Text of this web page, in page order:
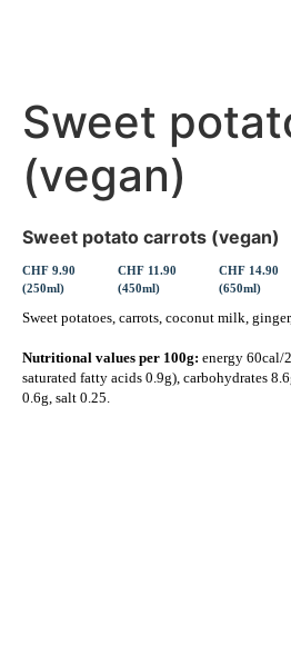
Sweet
(vegan)
Sweet potato carrots (vegan)
CHF 9.90
(250ml)
CHF 11.90
(450ml)
CHF 14.90
(650ml)
Sweet potatoes, carrots, coconut milk,
Nutritional values per 100g: energy 60cal/
saturated fatty acids 0.9g), carbohydrates
0.6g, salt 0.25.